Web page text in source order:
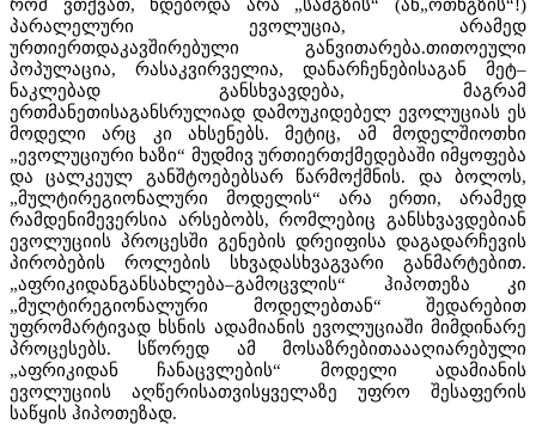
რომ ვთქვათ, ხდებოდა არა „სამგზის“ (ან„ოთხგზის“!)
პარალელური ევოლუცია, არამედ
ურთიერთდაკავშირებული განვითარება.თითოეული
პოპულაცია, რასაკვირველია, დანარჩენებისაგან მეტ–
ნაკლებად განსხვავდება, მაგრამ
ერთმანეთისაგანსრულიად დამოუკიდებელ ევოლუციას ეს
მოდელი არც კი ახსენებს. მეტიც, ამ მოდელშიოთხი
„ევოლუციური ხაზი“ მუდმივ ურთიერთქმედებაში იმყოფება
და ცალკეულ განშტოებებსარ წარმოქმნის. და ბოლოს,
„მულტირეგიონალური მოდელის“ არა ერთი, არამედ
რამდენიმევერსია არსებობს, რომლებიც განსხვავდებიან
ევოლუციის პროცესში გენების დრეიფისა დაგადარჩევის
პირობების როლების სხვადასხვაგვარი განმარტებით.
„აფრიკიდანგანსახლება–გამოცვლის“ ჰიპოთეზა კი
„მულტირეგიონალური მოდელებთან“ შედარებით
უფრომარტივად ხსნის ადამიანის ევოლუციაში მიმდინარე
პროცესებს. სწორედ ამ მოსაზრებითაააღიარებული
„აფრიკიდან ჩანაცვლების“ მოდელი ადამიანის
ევოლუციის აღწერისათვისყველაზე უფრო შესაფერის
საწყის ჰიპოთეზად.